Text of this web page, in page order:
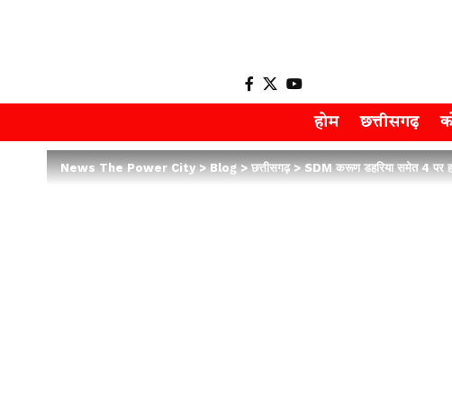
होम छत्तीसगढ़
News The Power City>Blog>छत्तीसगढ़>SDM करूण डहरिया समेत 4 पर